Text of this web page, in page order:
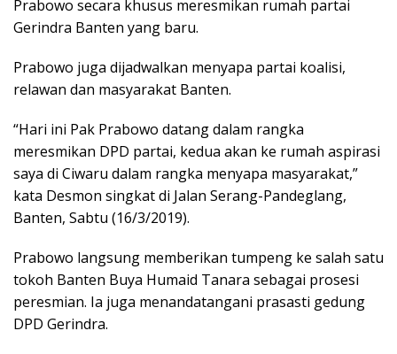
Prabowo secara khusus meresmikan rumah partai
Gerindra Banten yang baru.
Prabowo juga dijadwalkan menyapa partai koalisi,
relawan dan masyarakat Banten.
“Hari ini Pak Prabowo datang dalam rangka
meresmikan DPD partai, kedua akan ke rumah aspirasi
saya di Ciwaru dalam rangka menyapa masyarakat,”
kata Desmon singkat di Jalan Serang-Pandeglang,
Banten, Sabtu (16/3/2019).
Prabowo langsung memberikan tumpeng ke salah satu
tokoh Banten Buya Humaid Tanara sebagai prosesi
peresmian. Ia juga menandatangani prasasti gedung
DPD Gerindra.